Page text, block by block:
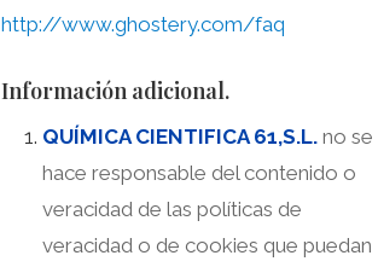
http://www.ghostery.com/faq
Información adicional.
QUÍMICA CIENTIFICA 61,S.L. no se
hace responsable del contenido o
veracidad de las políticas de
veracidad o de cookies que puedan